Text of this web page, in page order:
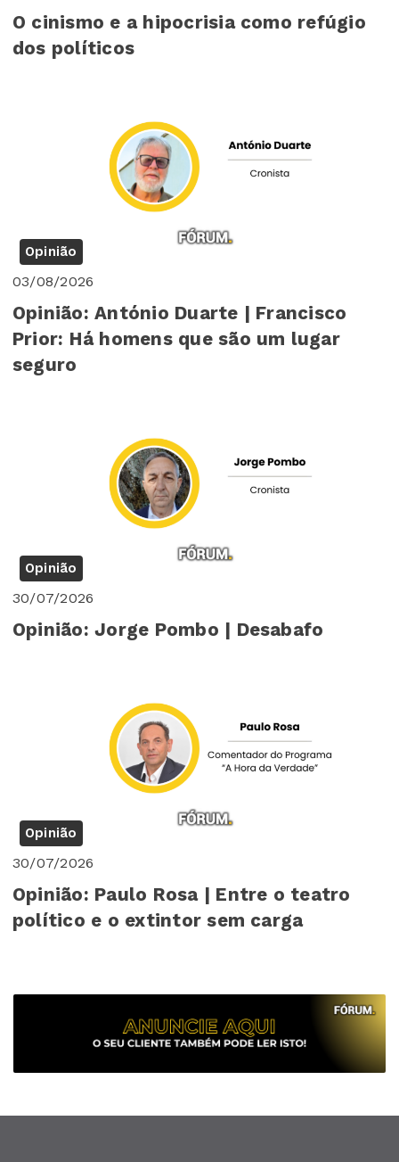
O cinismo e a hipocrisia como refúgio
dos políticos
Opinião
03/08/2026
Opinião: António Duarte | Francisco
Prior: Há homens que são um lugar
seguro
Opinião
30/07/2026
Opinião: Jorge Pombo | Desabafo
Opinião
30/07/2026
Opinião: Paulo Rosa | Entre o teatro
político e o extintor sem carga